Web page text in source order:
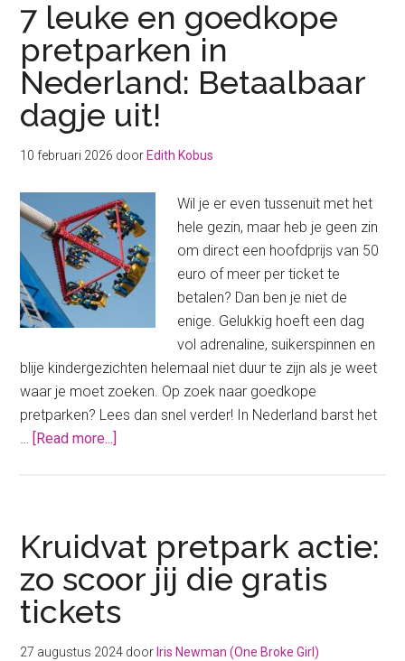
7 leuke en goedkope
pretparken in
Nederland: Betaalbaar
dagje uit!
10 februari 2026 door Edith Kobus
Wil je er even tussenuit met het
hele gezin, maar heb je geen zin
om direct een hoofdprijs van 50
euro of meer per ticket te
betalen? Dan ben je niet de
enige. Gelukkig hoeft een dag
vol adrenaline, suikerspinnen en
blije kindergezichten helemaal niet duur te zijn als je weet
waar je moet zoeken. Op zoek naar goedkope
pretparken? Lees dan snel verder! In Nederland barst het
…
[Read more...]
goedkope
pretparken
in
Nederland:
Betaalbaar
dagje
Kruidvat pretpark actie:
zo scoor jij die gratis
tickets
27 augustus 2024 door Iris Newman (One Broke Girl)